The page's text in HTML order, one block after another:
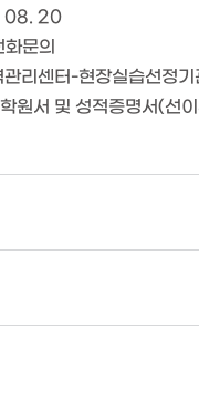
08. 20
문의
리센터-현장실습선정
원서 및 성적증명서(선